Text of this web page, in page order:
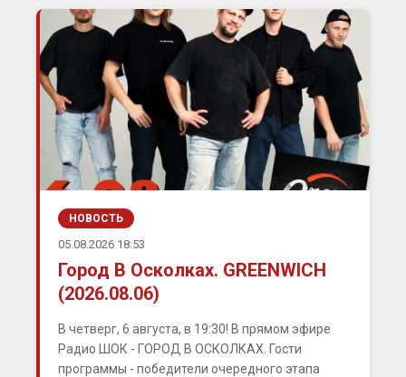
НОВОСТЬ
05.08.2026 18:53
Город В Осколках. GREENWICH
(2026.08.06)
В четверг, 6 августа, в 19:30! В прямом эфире
Радио ШОК - ГОРОД В ОСКОЛКАХ. Гости
программы - победители очередного этапа